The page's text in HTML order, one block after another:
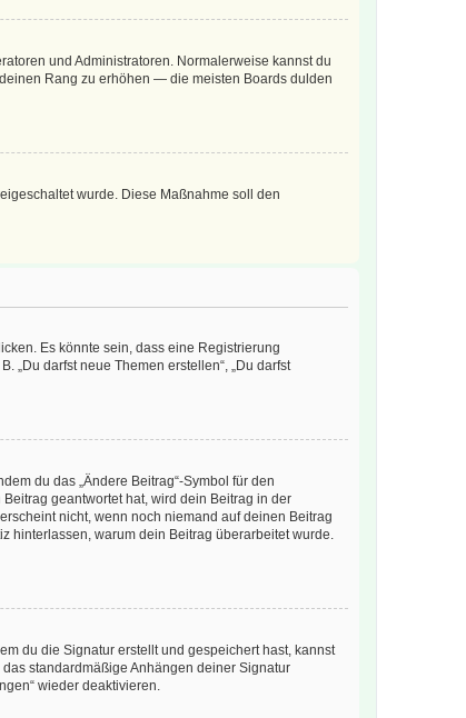
und Administratoren. Normalerweise kannst du
Rang zu erhöhen — die meisten Boards dulden
wurde. Diese Maßnahme soll den
Es könnte sein, dass eine Registrierung
„Du darfst neue Themen erstellen“, „Du darfst
du das „Ändere Beitrag“-Symbol für den
geantwortet hat, wird dein Beitrag in der
nicht, wenn noch niemand auf deinen Beitrag
hinterlassen, warum dein Beitrag überarbeitet wurde.
du die Signatur erstellt und gespeichert hast, kannst
standardmäßige Anhängen deiner Signatur
wieder deaktivieren.